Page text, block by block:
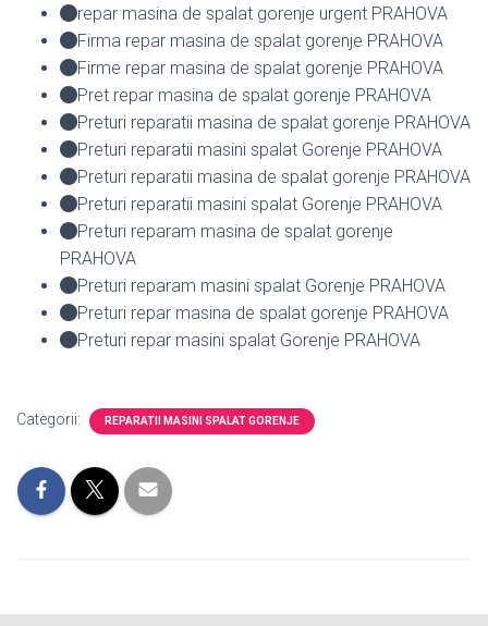
repar masina de spalat gorenje urgent PRAHOVA
Firma repar masina de spalat gorenje PRAHOVA
Firme repar masina de spalat gorenje PRAHOVA
Pret repar masina de spalat gorenje PRAHOVA
Preturi reparatii masina de spalat gorenje PRAHOVA
Preturi reparatii masini spalat Gorenje PRAHOVA
Preturi reparatii masina de spalat gorenje PRAHOVA
Preturi reparatii masini spalat Gorenje PRAHOVA
Preturi reparam masina de spalat gorenje
PRAHOVA
Preturi reparam masini spalat Gorenje PRAHOVA
Preturi repar masina de spalat gorenje PRAHOVA
Preturi repar masini spalat Gorenje PRAHOVA
Categorii: REPARATII MASINI SPALAT GORENJE